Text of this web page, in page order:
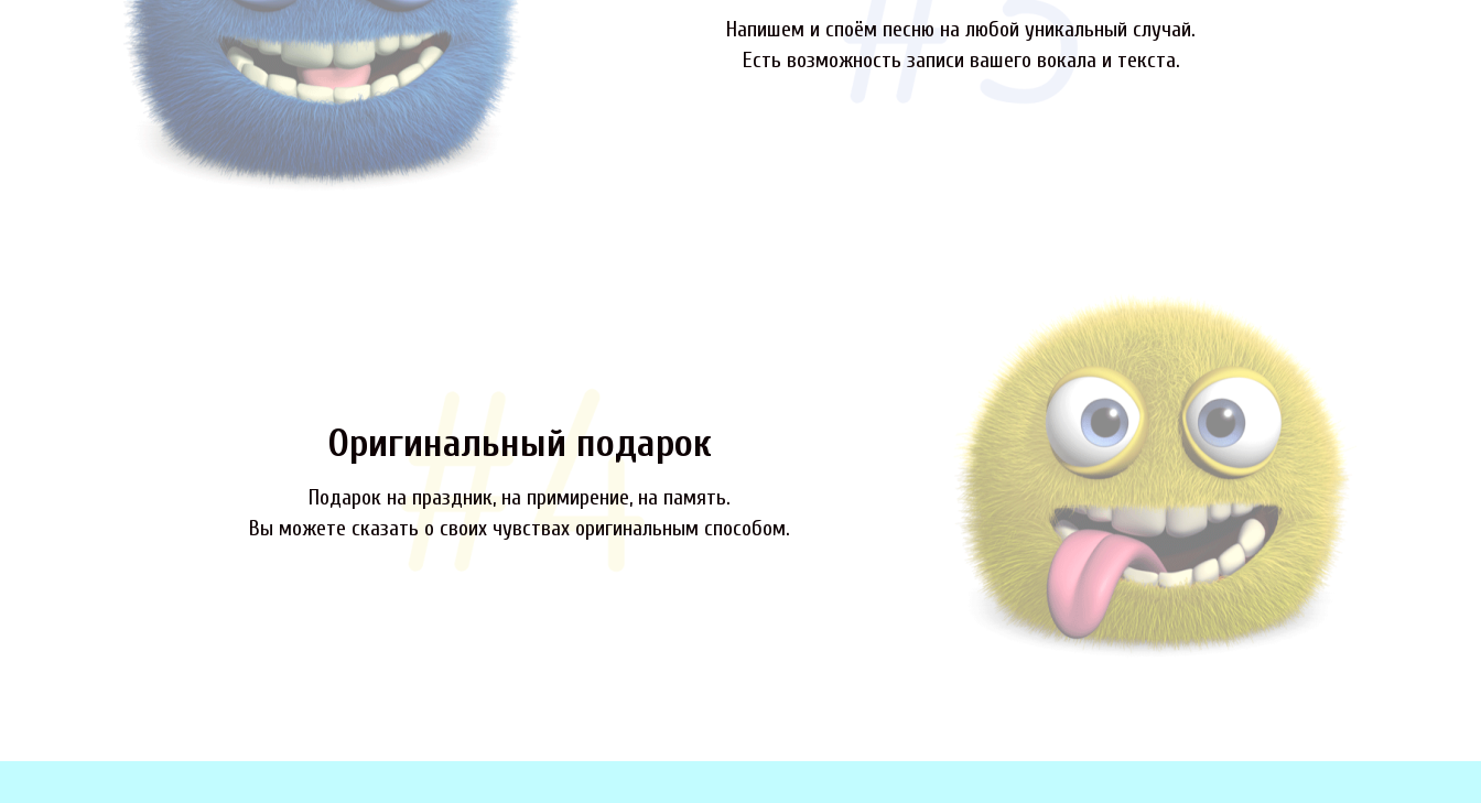
Напишем и споём песню на любой уникальный случай.
Есть возможность записи вашего вокала и текста.
Оригинальный подарок
Подарок на праздник, на примирение, на память.
Вы можете сказать о своих чувствах оригинальным способом.